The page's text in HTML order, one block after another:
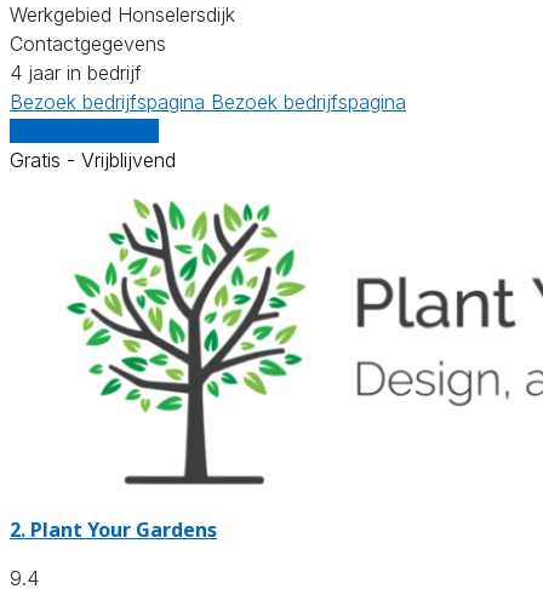
Werkgebied Honselersdijk
Contactgegevens
4 jaar in bedrijf
Bezoek bedrijfspagina Bezoek bedrijfspagina
Gratis - Vrijblijvend
2. Plant Your Gardens
9.4